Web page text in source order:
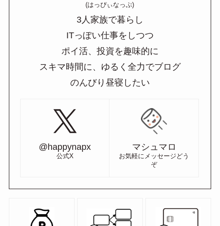
(はっぴぃなっぷ)
3人家族で暮らし
ITっぽい仕事をしつつ
ポイ活、投資を趣味的に
スキマ時間に、ゆるく全力でブログ
のんびり昼寝したい
@happynapx
公式X
マシュマロ
お気軽にメッセージどう
ぞ